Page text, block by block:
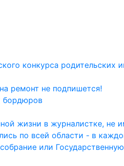
конкурса родительских
ремонт не подпишется!
бордюров
жизни в журналистке, не
по всей области - в
или